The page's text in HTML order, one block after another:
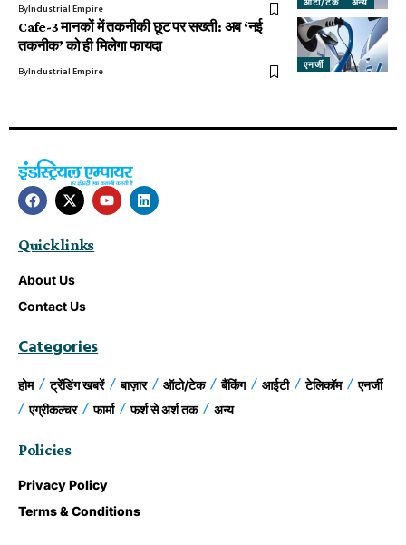
ByIndustrial Empire
एनर्जी
Cafe-3 मानकों में तकनीकी छूट पर सख्ती: अब ‘नई
तकनीक’ को ही मिलेगा फायदा
ByIndustrial Empire
Quick links
About Us
Contact Us
Categories
होम ट्रेंडिंग खबरें बाज़ार ऑटो/टेक बैंकिंग आईटी टेलिकॉम
एनर्जी
एग्रीकल्चर
फार्मा फर्श से अर्श तक अन्य
Policies
Privacy Policy
Terms & Conditions